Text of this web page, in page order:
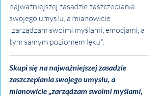
najważniejszej zasadzie zaszczepiania
swojego umysłu, a mianowicie
„zarządzam swoimi myślami, emocjami, a
tym samym poziomem lęku".
Skupi się na najważniejszej zasadzie
zaszczepiania swojego umysłu, a
mianowicie „zarządzam swoimi myślami,